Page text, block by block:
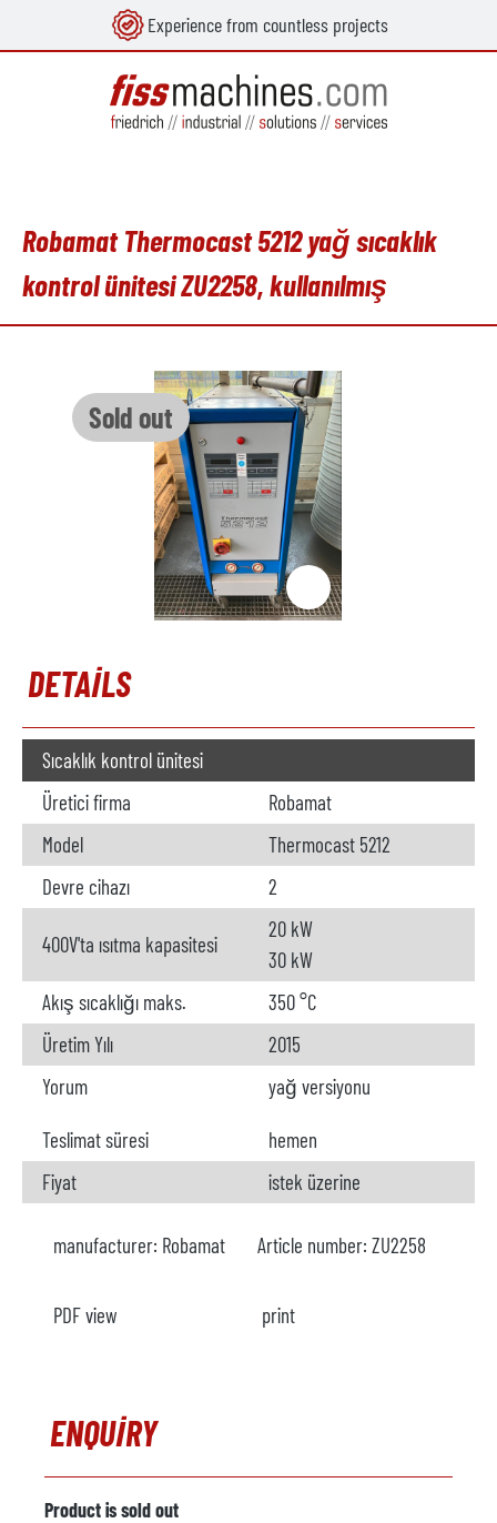
Experience from countless projects
Robamat Thermocast 5212 yağ sıcaklık
kontrol ünitesi ZU2258, kullanılmış
Sold out
DETAILS
Sıcaklık kontrol ünitesi
Üretici firma
Robamat
Model
Thermocast 5212
Devre cihazı
2
400V'ta ısıtma kapasitesi
20 kW
30 kW
Akış sıcaklığı maks.
350 °C
Üretim Yılı
2015
Yorum
yağ versiyonu
Teslimat süresi
hemen
Fiyat
istek üzerine
manufacturer: Robamat Article number: ZU2258
PDF view print
ENQUIRY
Product is sold out